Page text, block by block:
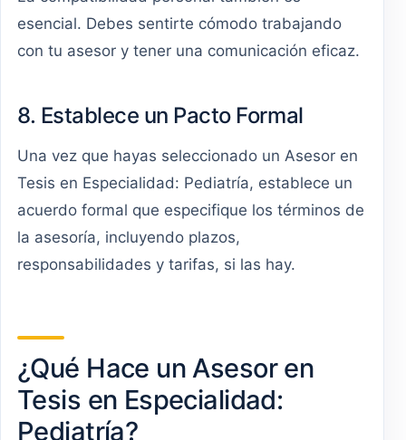
esencial. Debes sentirte cómodo trabajando
con tu asesor y tener una comunicación eficaz.
8. Establece un Pacto Formal
Una vez que hayas seleccionado un Asesor en
Tesis en Especialidad: Pediatría, establece un
acuerdo formal que especifique los términos de
la asesoría, incluyendo plazos,
responsabilidades y tarifas, si las hay.
¿Qué Hace un Asesor en
Tesis en Especialidad:
Pediatría?